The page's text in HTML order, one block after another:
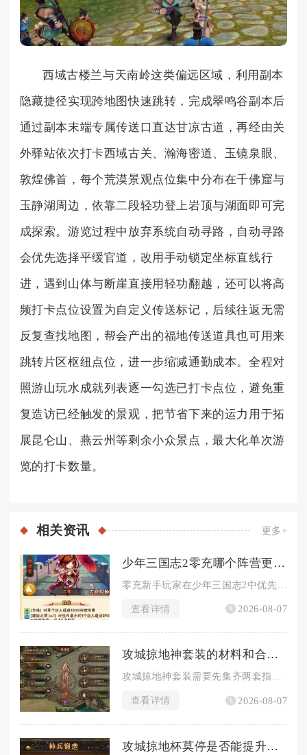
西域古楼兰与天南岭这类偏远区域，利用副本
隐藏捷径实现跨地图快速跳转，完成翠鸣谷副本后
通过副本末端专属传送口直达甘凉古道，再经由关
外驿站依次打卡西域古关、瀚海密道、玉镜泉眼、
敦煌佛首，每个荒漠景观点位集中分布在千佛窟与
玉静湖周边，依靠二段轻功登上岩顶与湖面即可完
成探索。游览过程中放弃系统自动寻路，自动寻路
会优先选择平缓官道，改用手动锁定坐标直线行
进，遇到山体与断崖直接用轻功翻越，还可以将高
频打卡点位设置为自定义传送标记，后续往返无需
反复查找地图，帮会产出的福地传送道具也可用来
跳转片区枢纽点位，进一步缩减通勤成本。全程对
照游山玩水成就列表逐一勾选已打卡点位，避免重
复造访已经触发的景观，把节省下来的运力用于拓
展昆仑山、燕云州等剩余小众景点，最大化单次游
览的打卡数量。
相关资讯 更多+
少年三国志2零充哪个阵营更适合新手玩家选择
查看详情 2026-08-07
攻城掠地神套装的材料和合成方式是怎样的
攻城掠地神套装需要先集齐两套指定基础套装、对应套装图纸，在铁...
查看详情 2026-08-07
攻城掠地杯莫停是否能提升个人实力